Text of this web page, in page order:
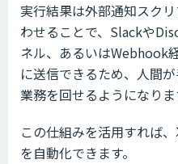
実行結果は外部通知スク
わせることで、Slackや
ネル、あるいはWebhook
に送信できるため、人間
業務を回せるようになりま
この仕組みを活用すれば
を自動化できます。